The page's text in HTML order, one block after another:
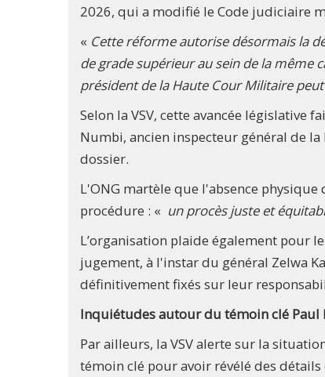
2026, qui a modifié le Code judiciaire
« Cette réforme autorise désormais la
de grade supérieur au sein de la même
président de la Haute Cour Militaire
Selon la VSV, cette avancée législative
Numbi, ancien inspecteur général de
dossier.
L'ONG martèle que l'absence
procédure : « un procès juste et
L’organisation plaide également pour
jugement, à l'instar du général Zelwa
définitivement fixés sur leur
Inquiétudes autour du témoin clé Paul
Par ailleurs, la VSV alerte sur la
témoin clé pour avoir révélé des